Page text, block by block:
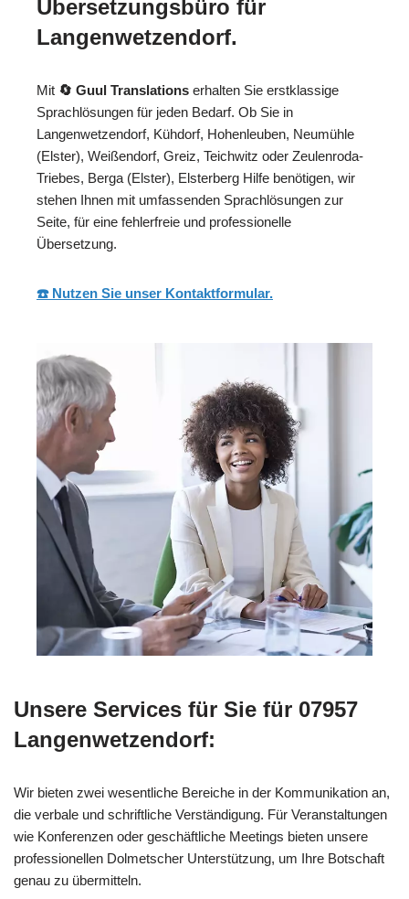
Übersetzungsbüro für
Langenwetzendorf.
Mit 🔄 Guul Translations erhalten Sie erstklassige
Sprachlösungen für jeden Bedarf. Ob Sie in
Langenwetzendorf, Kühdorf, Hohenleuben, Neumühle
(Elster), Weißendorf, Greiz, Teichwitz oder Zeulenroda-
Triebes, Berga (Elster), Elsterberg Hilfe benötigen, wir
stehen Ihnen mit umfassenden Sprachlösungen zur
Seite, für eine fehlerfreie und professionelle
Übersetzung.
☎️ Nutzen Sie unser Kontaktformular.
Unsere Services für Sie für 07957
Langenwetzendorf:
Wir bieten zwei wesentliche Bereiche in der Kommunikation an,
die verbale und schriftliche Verständigung. Für Veranstaltungen
wie Konferenzen oder geschäftliche Meetings bieten unsere
professionellen Dolmetscher Unterstützung, um Ihre Botschaft
genau zu übermitteln.